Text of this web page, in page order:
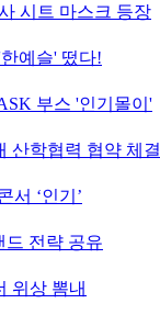
시트 마스크 등장
예슬' 떴다!
부스 '인기몰이'
산학협력 협약 체결
서 ‘인기’
드 전략 공유
위상 뽐내